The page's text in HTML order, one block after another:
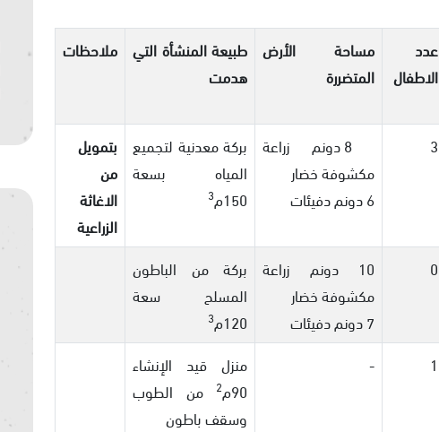
عدد
الاطفال
مساحة الأرض
المتضررة
طبيعة المنشأة التي
هدمت
ملاحظات
3
8 دونم زراعة
مكشوفة خضار
6 دونم دفيئات
بركة معدنية لتجميع
المياه بسعة
150م 3
بتمويل
من
الاغاثة
الزراعية
0
10 دونم زراعة
مكشوفة خضار
7 دونم دفيئات
بركة من الباطون
المسلح سعة
120م 3
1
-
منزل قيد الإنشاء
90م 2
من الطوب
وسقف باطون